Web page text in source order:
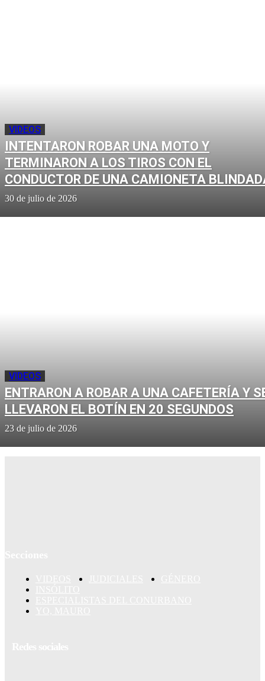
VIDEOS
INTENTARON ROBAR UNA MOTO Y
TERMINARON A LOS TIROS CON EL
CONDUCTOR DE UNA CAMIONETA
30 de julio de 2026
VIDEOS
ENTRARON A ROBAR A UNA CAFETERÍA Y
LLEVARON EL BOTÍN EN 20 SEGUNDOS
23 de julio de 2026